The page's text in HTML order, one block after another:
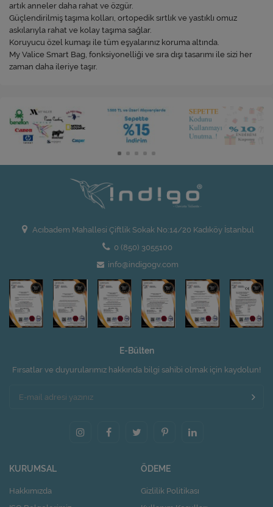
artık anneler daha rahat ve özgür.
Güçlendirilmiş taşıma kolları, ortopedik sırtlık ve yastıklı omuz
askılarıyla rahat ve kolay taşıma sağlar.
Koruyucu özel kumaşı ile tüm eşyalarınız koruma altında.
My Valice Smart Bag, fonksiyonelliği ve sıra dışı tasarımı ile sizi her
zaman daha ileriye taşır.
Acıbadem Mahallesi Çiftlik Sokak No:14/20 Kadıköy İstanbul
0 (850) 3055100
info@indigogv.com
E-Bülten
Fırsatlar ve duyurularımız hakkında bilgi sahibi olmak için kaydolun!
KURUMSAL
Hakkımızda
ÖDEME
Gizlilik Politikası